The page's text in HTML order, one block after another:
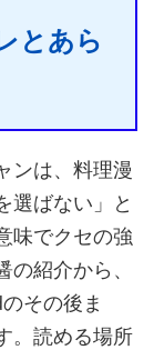
とあら
ンは、料理漫
選ばない」と
味でクセの強
紹介から、
その後ま
。読める場所